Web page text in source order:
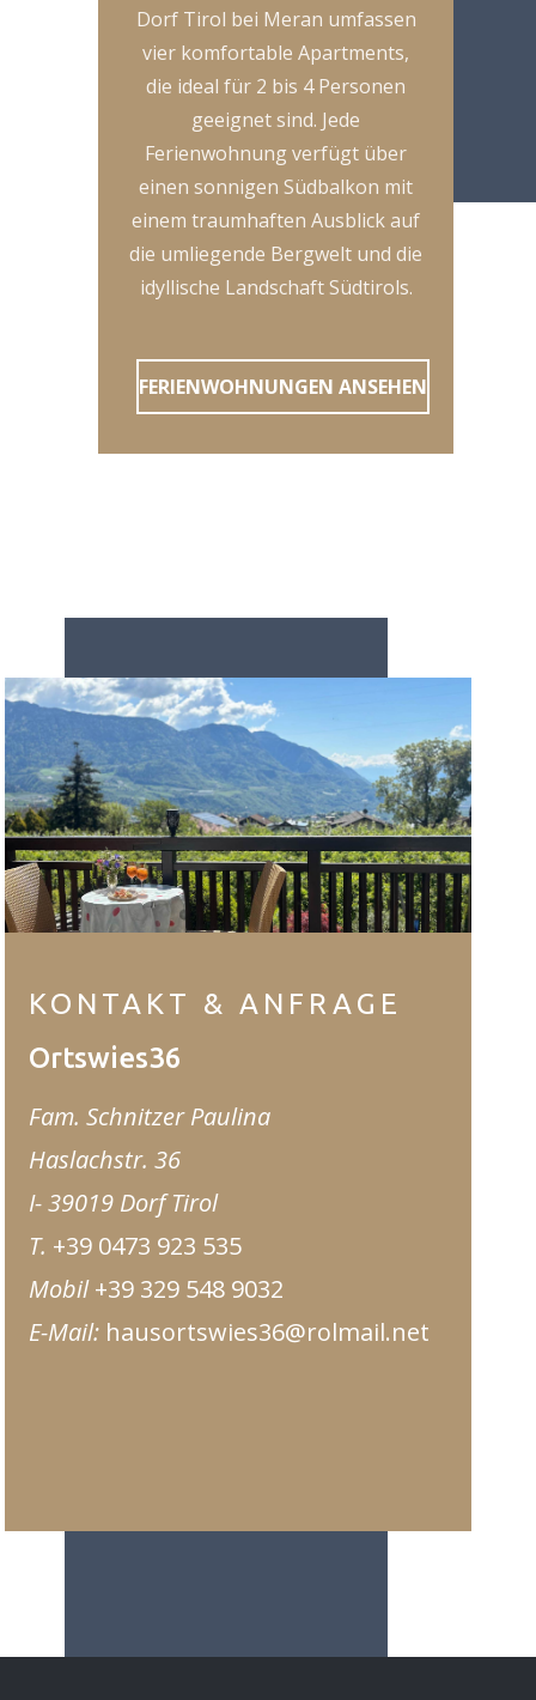
Dorf Tirol bei Meran umfassen
vier komfortable Apartments,
die ideal für 2 bis 4 Personen
geeignet sind. Jede
Ferienwohnung verfügt über
einen sonnigen Südbalkon mit
einem traumhaften Ausblick auf
die umliegende Bergwelt und die
idyllische Landschaft Südtirols.
FERIENWOHNUNGEN ANSEHEN
KONTAKT & ANFRAGE
Ortswies36
Fam. Schnitzer Paulina
Haslachstr. 36
I- 39019 Dorf Tirol
T. +39 0473 923 535
Mobil+39 329 548 9032
E-Mail: hausortswies36@rolmail.net